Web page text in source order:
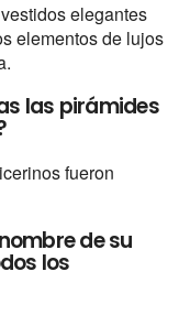
elegantes
elementos de lujos
las pirámides
fueron
de su
los